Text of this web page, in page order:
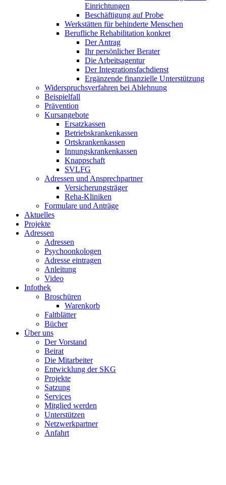
Einrichtungen
Beschäftigung auf Probe
Werkstätten für behinderte Menschen
Berufliche Rehabilitation konkret
Der Antrag
Ihr persönlicher Berater
Die Arbeitsagentur
Der Integrationsfachdienst
Ergänzende finanzielle Unterstützung
Widerspruchsverfahren bei Ablehnung
Beispielfall
Prävention
Kursangebote
Ersatzkassen
Betriebskrankenkassen
Ortskrankenkassen
Innungskrankenkassen
Knappschaft
SVLFG
Adressen und Ansprechpartner
Versicherungsträger
Reha-Kliniken
Formulare und Anträge
Aktuelles
Projekte
Adressen
Adressen
Psychoonkologen
Adresse eintragen
Anleitung
Video
Infothek
Broschüren
Warenkorb
Faltblätter
Bücher
Über uns
Der Vorstand
Beirat
Die Mitarbeiter
Entwicklung der SKG
Projekte
Satzung
Services
Mitglied werden
Unterstützen
Netzwerkpartner
Anfahrt